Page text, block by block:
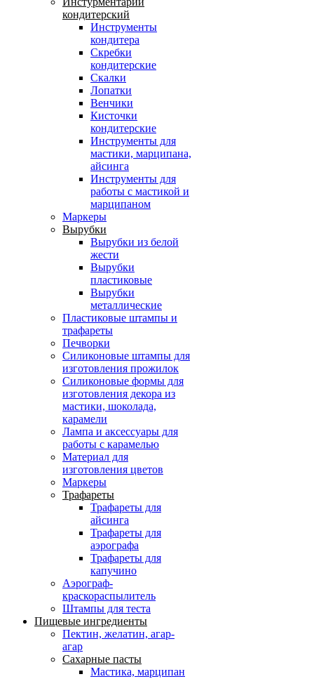
кондитерский
Инструменты
кондитера
Скребки
кондитерские
Скалки
Лопатки
Венчики
Кисточки
кондитерские
Инструменты для
мастики, марципана,
айсинга
Инструменты для
работы с мастикой и
марципаном
Маркеры
Вырубки
Вырубки из белой
жести
Вырубки
пластиковые
Вырубки
металлические
Пластиковые штампы и
трафареты
Печворки
Силиконовые штампы для
изготовления прожилок
Силиконовые формы для
изготовления декора из
мастики, шоколада,
карамели
Лампа и аксессуары для
работы с карамелью
Материал для
изготовления цветов
Маркеры
Трафареты
Трафареты для
айсинга
Трафареты для
аэрографа
Трафареты для
капучино
Аэрограф-
краскораспылитель
Штампы для теста
Пищевые ингредиенты
Пектин, желатин, агар-
агар
Сахарные пасты
Мастика, марципан